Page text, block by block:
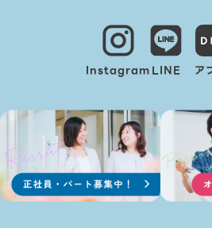
InstagramLINE ア